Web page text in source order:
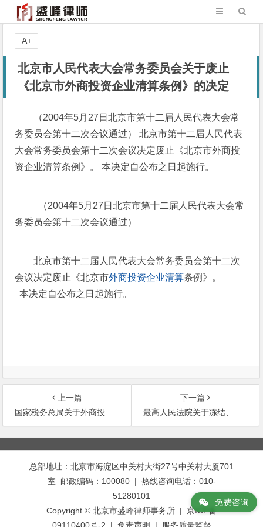
北京市人民代表大会常务委员会关于废止
《北京市外商投资企业清算条例》的决定
（2004年5月27日北京市第十二届人民代表大会常
务委员会第十二次会议通过） 北京市第十二届人民代表
大会常务委员会第十二次会议决定废止《北京市外商投
资企业清算条例》。 本决定自公布之日起施行。
（2004年5月27日北京市第十二届人民代表大会常
务委员会第十二次会议通过）
北京市第十二届人民代表大会常务委员会第十二次
会议决定废止《北京市外商投资企业清算条例》。
本决定自公布之日起施行。
A+
上一篇
国家税务总局关于外商投资企业清算所得适用定期减免税问题的通知(附英文)
下一篇
最高人民法院关于冻结、划拨证券或期货交易所证券登记结算机构、证券经营或期货经纪机构清算帐户资金等问题
文
章
总部地址：北京市海淀区中关村大街27号中关村大厦701
室 邮政编码：100080 | 热线咨询电话：010-
51280101
Copyright © 北京市盛峰律师事务所 | 京ICP备
免费咨询